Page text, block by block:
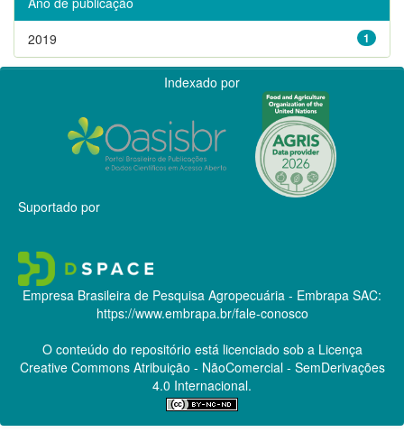
1
2019
Indexado por
Suportado por
Empresa Brasileira de Pesquisa Agropecuária - Embrapa SAC:
https://www.embrapa.br/fale-conosco
O conteúdo do repositório está licenciado sob a Licença
Creative CommonsAtribuição - NãoComercial - SemDerivações
4.0 Internacional.